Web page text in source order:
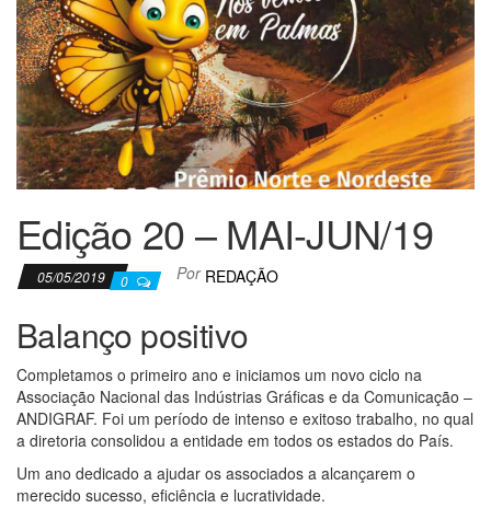
Edição 20 – MAI-JUN/19
05/05/2019 0 Por REDAÇÃO
Balanço positivo
Completamos o primeiro ano e iniciamos um novo ciclo na
Associação Nacional das Indústrias Gráficas e da Comunicação –
ANDIGRAF. Foi um período de intenso e exitoso trabalho, no qual
a diretoria consolidou a entidade em todos os estados do País.
Um ano dedicado a ajudar os associados a alcançarem o
merecido sucesso, eficiência e lucratividade.